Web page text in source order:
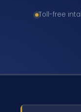
Toll-free